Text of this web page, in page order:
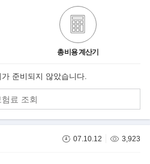
총비용 계산기
준비되지 않았습니다.
험료 조회
07.10.12 3,923